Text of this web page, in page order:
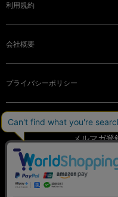
利用規約
会社概要
プライバシーポリシー
メルマガ登
OFFICIAL SNS